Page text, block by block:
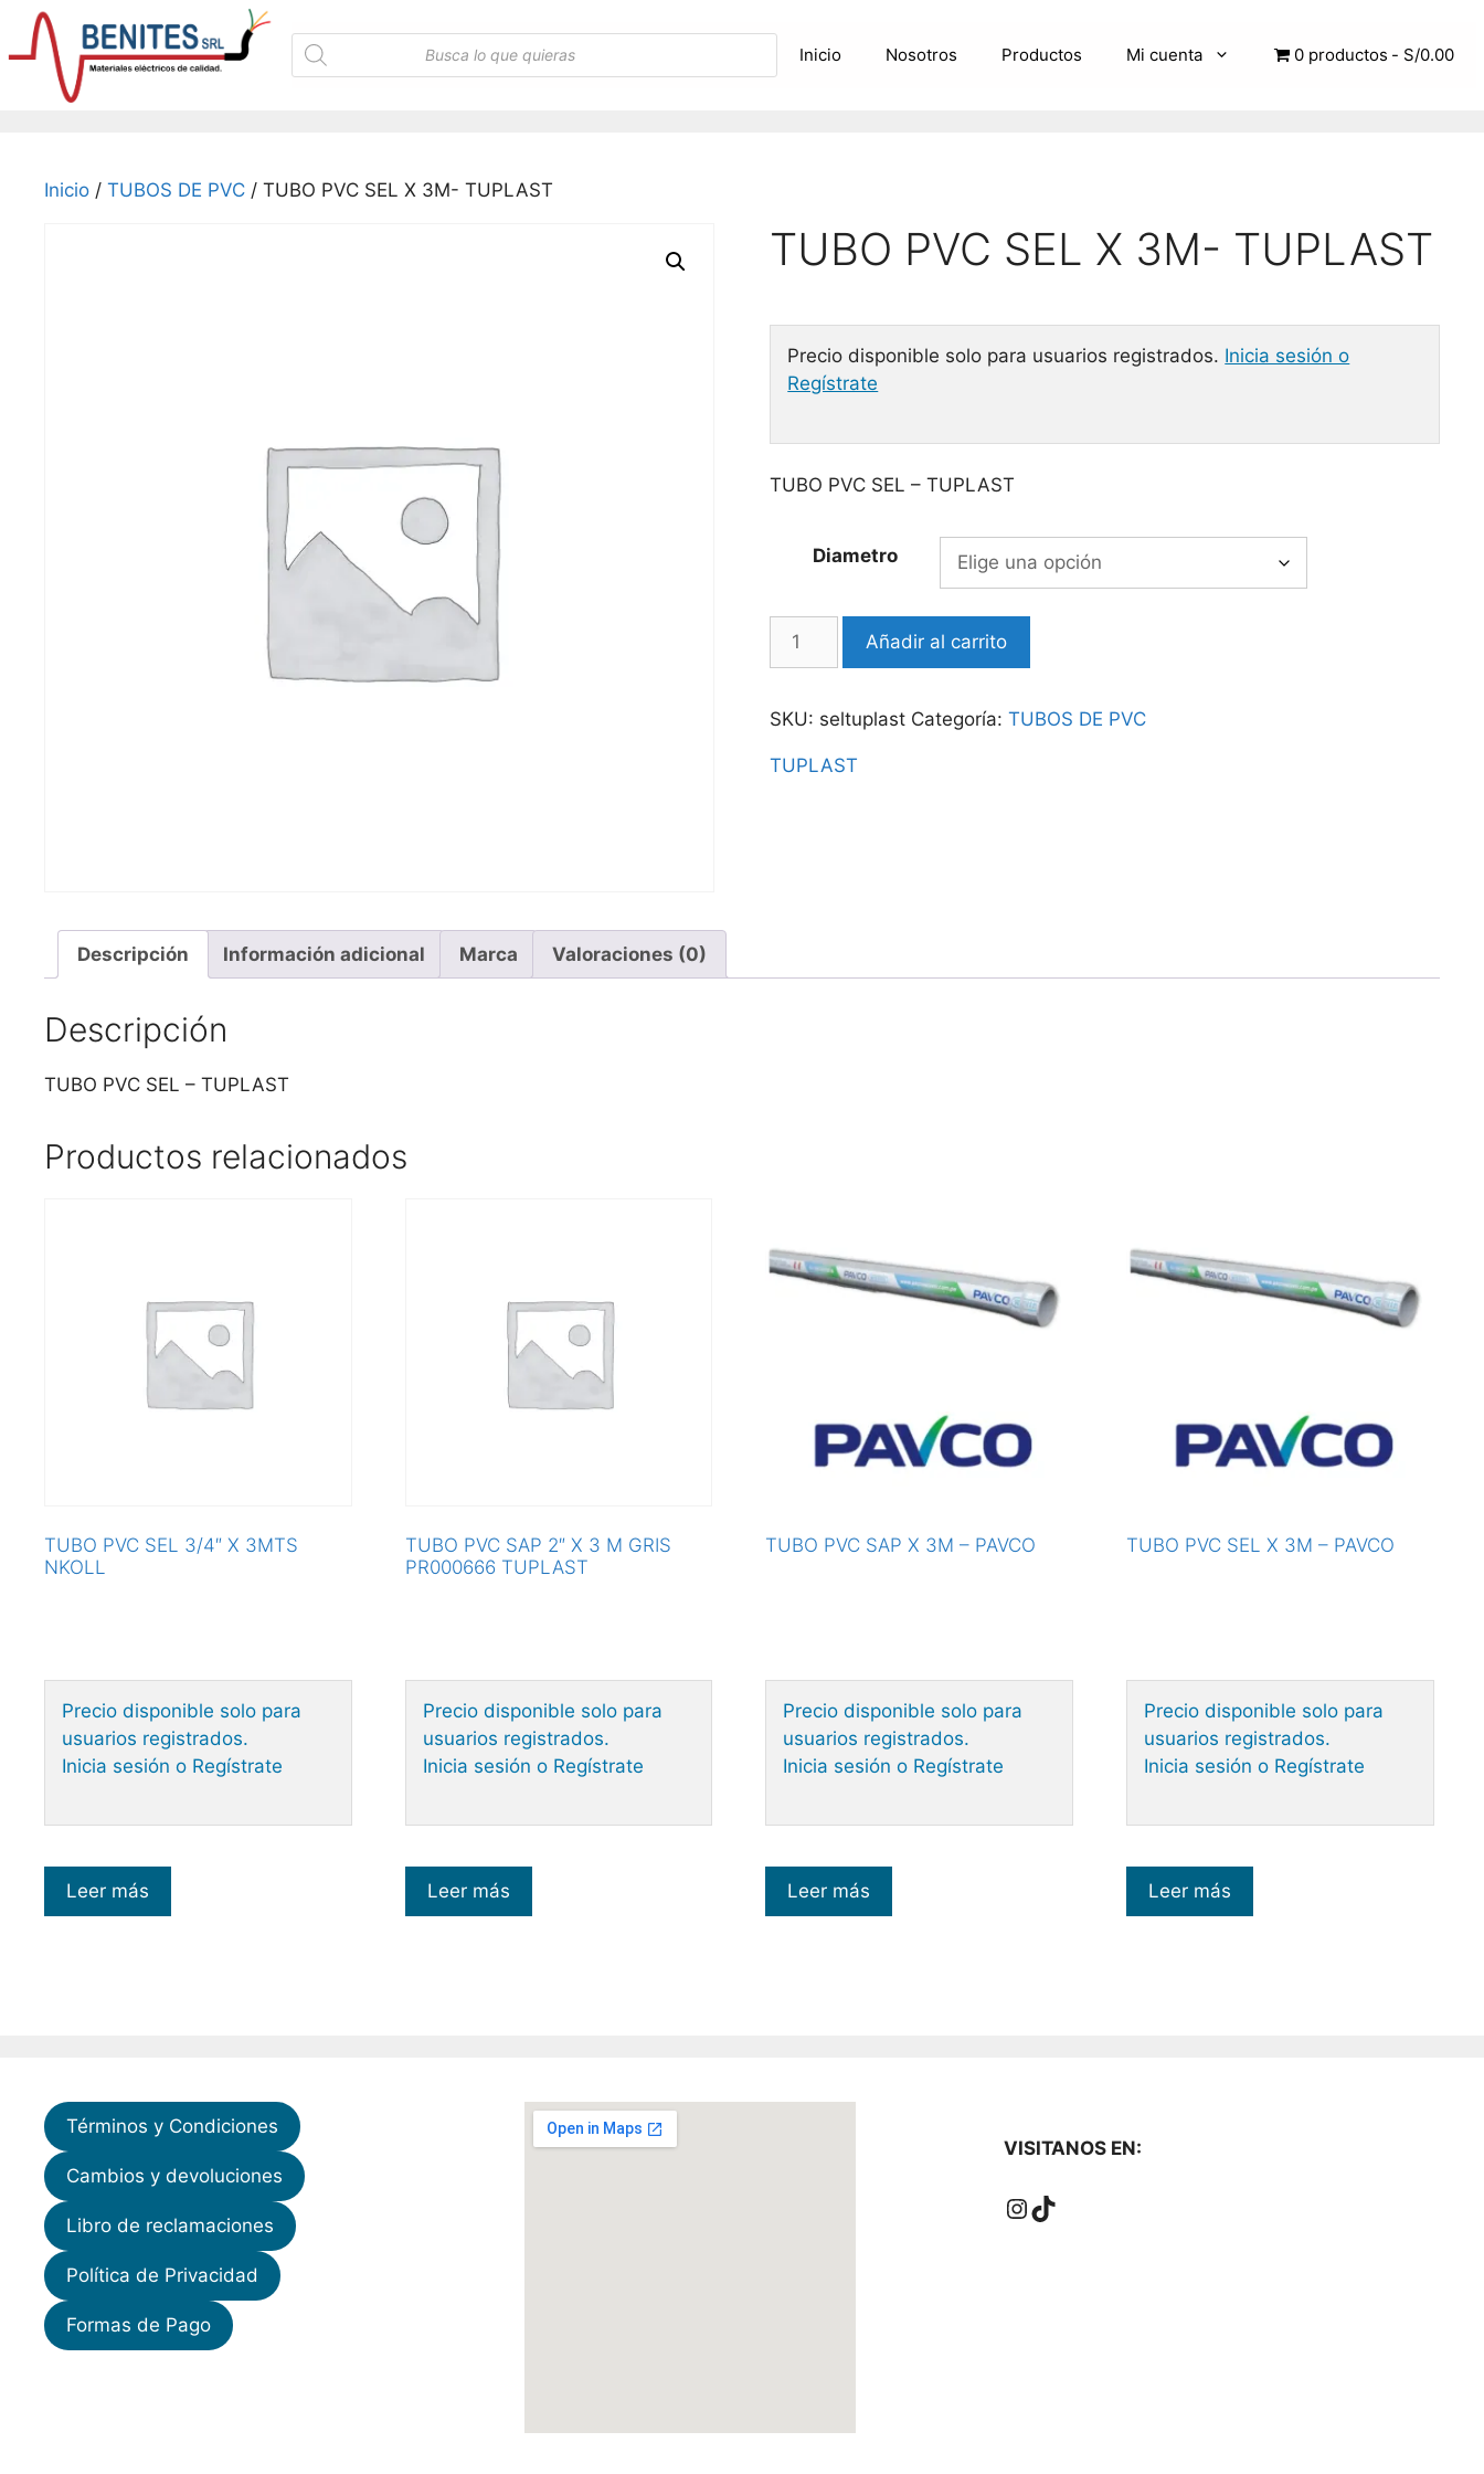
Saltar
contenido
Búsqueda
de
productos
Inicio Nosotros Productos Mi cuenta 0 productos S/0.00
Inicio / TUBOS DE PVC / TUBO PVC SEL X 3M- TUPLAST
TUBO PVC SEL X 3M- TUPLAST
Precio disponible solo para usuarios registrados. Inicia sesión o
Regístrate
TUBO PVC SEL – TUPLAST
Diametro
PVC
X
TUPLAST
Añadir al carrito
SKU: seltuplast Categoría:TUBOS DE PVC
TUPLAST
Descripción Información adicional Marca Valoraciones (0)
Descripción
TUBO PVC SEL – TUPLAST
Productos relacionados
TUBO PVC SEL 3/4″ X 3MTS
NKOLL
Precio disponible solo para
usuarios registrados.
Inicia sesión o Regístrate
Leer más
TUBO PVC SAP 2″ X 3 M GRIS
PR000666 TUPLAST
Precio disponible solo para
usuarios registrados.
Inicia sesión o Regístrate
Leer más
TUBO PVC SAP X 3M – PAVCO
Precio disponible solo para
usuarios registrados.
Inicia sesión o Regístrate
Leer más
TUBO PVC SEL X 3M – PAVCO
Precio disponible solo para
usuarios registrados.
Inicia sesión o Regístrate
Leer más
Términos y Condiciones
Cambios y devoluciones
Libro de reclamaciones
Política de Privacidad
Formas de Pago
VISITANOS EN:
Instagram
TikTok